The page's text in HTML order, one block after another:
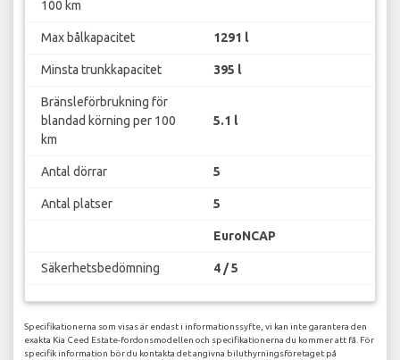
100 km
Max bålkapacitet 1291 l
Minsta trunkkapacitet 395 l
Bränsleförbrukning för
blandad körning per 100
km
5.1 l
Antal dörrar 5
Antal platser 5
EuroNCAP
Säkerhetsbedömning 4 / 5
Specifikationerna som visas är endast i informationssyfte, vi kan inte garantera den
exakta Kia Ceed Estate-fordonsmodellen och specifikationerna du kommer att få. För
specifik information bör du kontakta det angivna biluthyrningsföretaget på